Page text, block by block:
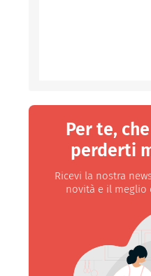
Per te,
perderti
Ricevi la nostra
novità e il meglio